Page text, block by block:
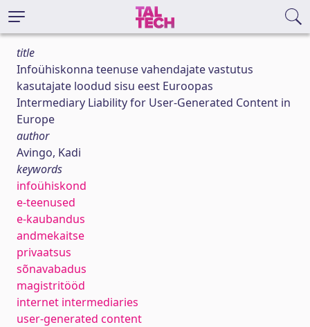
title
Infoühiskonna teenuse vahendajate vastutus
kasutajate loodud sisu eest Euroopas
Intermediary Liability for User-Generated Content in
Europe
author
Avingo, Kadi
keywords
infoühiskond
e-teenused
e-kaubandus
andmekaitse
privaatsus
sõnavabadus
magistritööd
internet intermediaries
user-generated content